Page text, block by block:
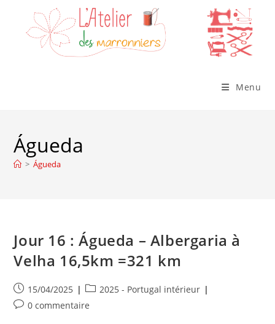
content
Menu
Águeda
> Águeda
Jour 16 : Águeda – Albergaria à
Velha 16,5km =321 km
Publication
publiée :
15/04/2025
Post
category:
2025 - Portugal intérieur
Commentaires
0 commentaire